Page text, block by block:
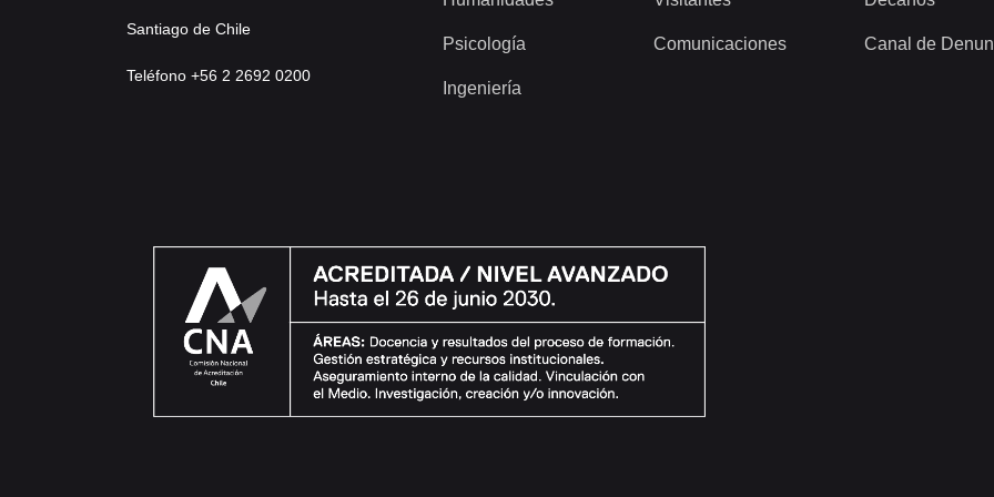
Santiago de Chile
Teléfono +56 2 2692 0200
Psicología
Ingeniería
Comunicaciones Canal de